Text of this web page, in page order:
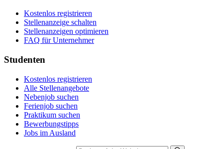
Kostenlos registrieren
Stellenanzeige schalten
Stellenanzeigen optimieren
FAQ für Unternehmer
Studenten
Kostenlos registrieren
Alle Stellenangebote
Nebenjob suchen
Ferienjob suchen
Praktikum suchen
Bewerbungstipps
Jobs im Ausland